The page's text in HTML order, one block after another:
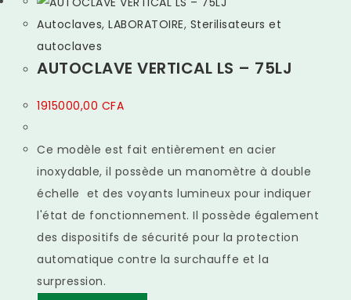
Autoclaves,LABORATOIRE, Sterilisateurs et
autoclaves
AUTOCLAVE VERTICAL LS – 75LJ
1915000,00 CFA
Ce modèle est fait entièrement en acier
inoxydable, il possède un manomètre à double
échelle et des voyants lumineux pour indiquer
l'état de fonctionnement. Il possède également
des dispositifs de sécurité pour la protection
automatique contre la surchauffe et la
surpression.